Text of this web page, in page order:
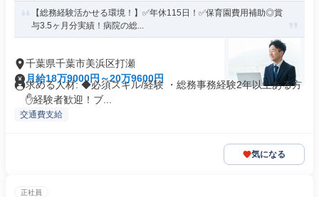
【総務経験活かせる環境！】✅年休115日！✅保育園費用補助◎賞
与3.5ヶ月分実績！病院の総...
千葉県千葉市美浜区打瀬
月給18万9000円～20万9600円
求める人材: ◆必須スキル/経験 ・総務事務経験2年以上ある方
✋️経験者歓迎！ブ...
交通費支給
気になる
正社員